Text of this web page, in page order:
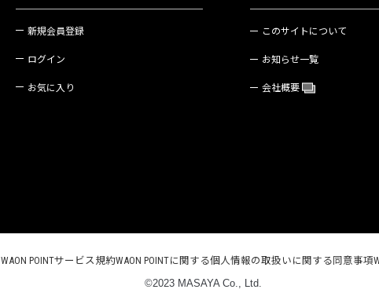
新規会員登録
ログイン
お気に入り
このサイトについて
お知らせ一覧
会社概要
WAON POINTサービス規約WAON POINTに関する個人情報の取扱いに関する同意事項
©2023 MASAYA Co., Ltd.